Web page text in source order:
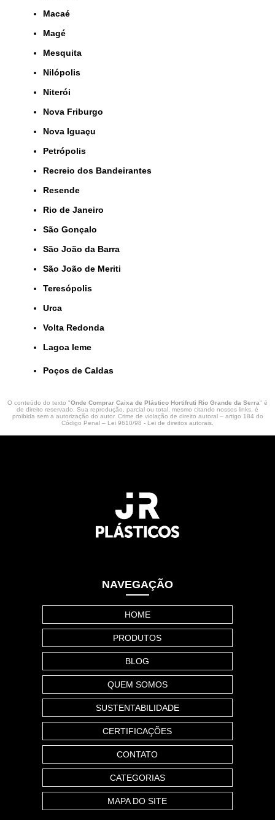
Macaé
Magé
Mesquita
Nilópolis
Niterói
Nova Friburgo
Nova Iguaçu
Petrópolis
Recreio dos Bandeirantes
Resende
Rio de Janeiro
São Gonçalo
São João da Barra
São João de Meriti
Teresópolis
Urca
Volta Redonda
lagoa leme
Poços de Caldas
O conteúdo do texto "Onde Comprar Caixa de Plástico Hortifruti Rio Grande da Serra" é
de direito reservado. Sua reprodução, parcial ou total, mesmo citando nossos links, é
proibida sem a autorização do autor. Crime de violação de direito autoral – artigo 184 do
Código Penal – Lei 9610/98 - Lei de direitos autorais.
NAVEGAÇÃO
HOME
PRODUTOS
BLOG
QUEM SOMOS
SUSTENTABILIDADE
CERTIFICAÇÕES
CONTATO
CATEGORIAS
MAPA DO SITE